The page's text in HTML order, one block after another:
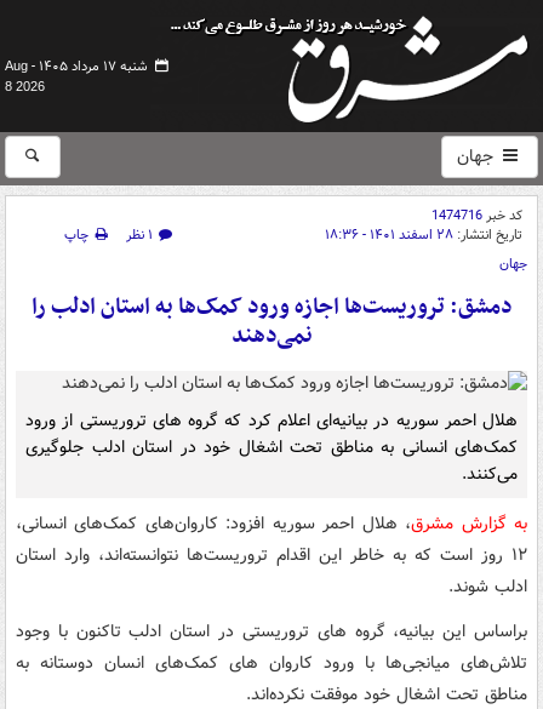
شنبه ۱۷ مرداد ۱۴۰۵ -
Aug
8 2026
جهان
کد خبر1474716
تاریخ انتشار: ۲۸ اسفند ۱۴۰۱ - ۱۸:۳۶ ۱ نظر
چاپ
جهان
دمشق: تروریست‌ها اجازه ورود کمک‌ها به استان ادلب را
نمی‌دهند
هلال احمر سوریه در بیانیه‌ای اعلام کرد که گروه های تروریستی از ورود
کمک‌های انسانی به مناطق تحت اشغال خود در استان ادلب جلوگیری
می‌کنند.
به گزارش مشرق، هلال احمر سوریه افزود: کاروان‌های کمک‌های انسانی،
۱۲ روز است که به خاطر این اقدام تروریست‌ها نتوانسته‌اند، وارد استان
ادلب شوند.
براساس این بیانیه، گروه های تروریستی در استان ادلب تاکنون با وجود
تلاش‌های میانجی‌ها با ورود کاروان های کمک‌های انسان دوستانه به
مناطق تحت اشغال خود موفقت نکرده‌اند.